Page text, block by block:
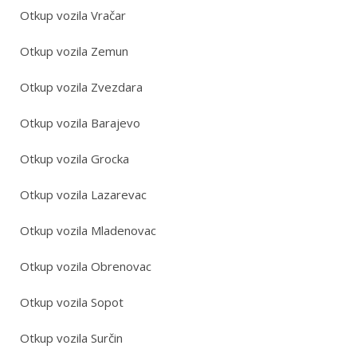
Otkup vozila Vračar
Otkup vozila Zemun
Otkup vozila Zvezdara
Otkup vozila Barajevo
Otkup vozila Grocka
Otkup vozila Lazarevac
Otkup vozila Mladenovac
Otkup vozila Obrenovac
Otkup vozila Sopot
Otkup vozila Surčin